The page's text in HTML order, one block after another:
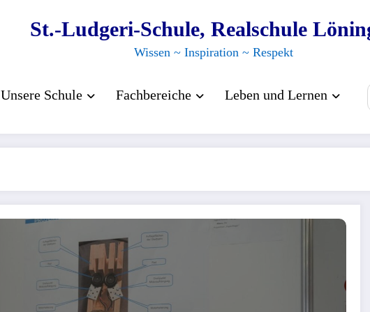
St.-Ludgeri-Schule, Realschule
Wissen ~ Inspiration ~ Respekt
Unsere Schule Fachbereiche Leben und Lernen